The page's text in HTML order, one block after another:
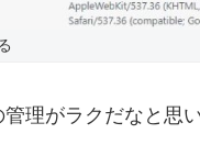
理がラクだなと思